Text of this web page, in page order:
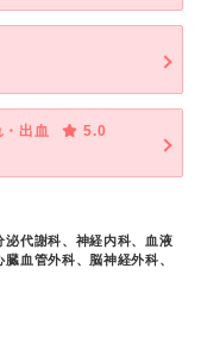
・出血
5.0
泌代謝科、神経内科、血液
血管外科、脳神経外科、